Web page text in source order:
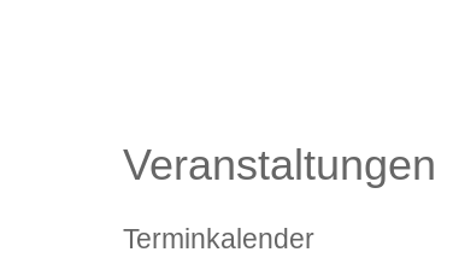
Veranstaltungen
Terminkalender